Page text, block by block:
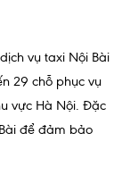
vụ taxi Nội Bài
29 chỗ phục vụ
vực Hà Nội. Đặc
để đảm bảo